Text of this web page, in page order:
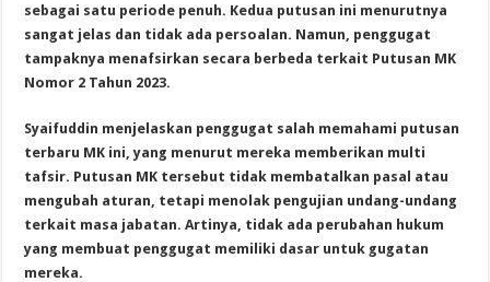
sebagai satu periode penuh. Kedua putusan ini menurutnya
sangat jelas dan tidak ada persoalan. Namun, penggugat
tampaknya menafsirkan secara berbeda terkait Putusan MK
Nomor 2 Tahun 2023.
Syaifuddin menjelaskan penggugat salah memahami putusan
terbaru MK ini, yang menurut mereka memberikan multi
tafsir. Putusan MK tersebut tidak membatalkan pasal atau
mengubah aturan, tetapi menolak pengujian undang-undang
terkait masa jabatan. Artinya, tidak ada perubahan hukum
yang membuat penggugat memiliki dasar untuk gugatan
mereka.